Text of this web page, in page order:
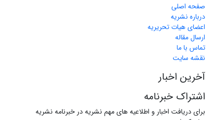
صفحه اصلی
درباره نشریه
اعضای هیات تحریریه
ارسال مقاله
تماس با ما
نقشه سایت
آخرین اخبار
اشتراک خبرنامه
برای دریافت اخبار و اطلاعیه های مهم نشریه در خبرنامه نشریه